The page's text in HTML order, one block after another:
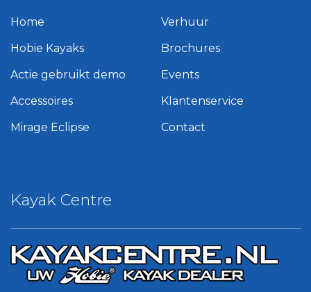
Kayak Centre
Home
Hobie Kayaks
Actie gebruikt demo
Accessoires
Mirage Eclipse
Verhuur
Brochures
Events
Klantenservice
Contact